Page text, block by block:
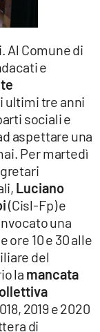
Al Comune di
e
ultimi tre anni
sociali e
aspettare una
Per martedì
Luciano
(Cisl-Fp) e
una
ore 10 e 30 alle
del
la mancata
2019 e 2020
di